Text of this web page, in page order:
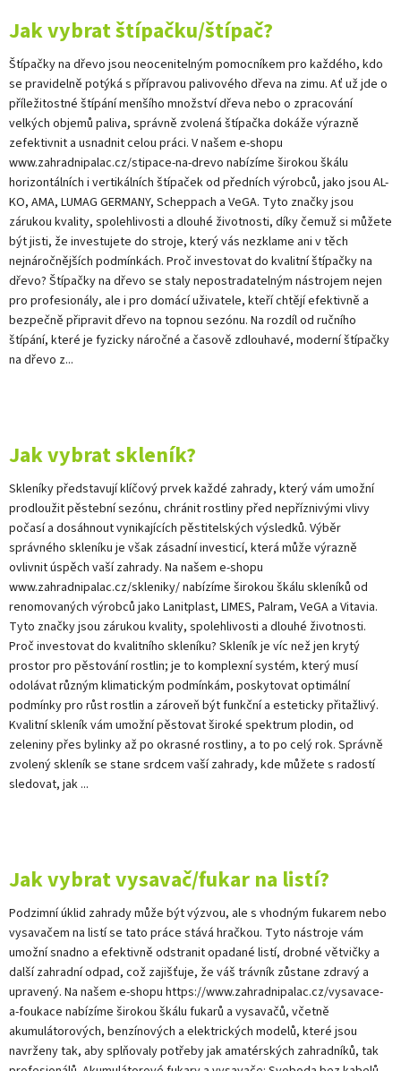
Jak vybrat štípačku/štípač?
Štípačky na dřevo jsou neocenitelným pomocníkem pro každého, kdo
se pravidelně potýká s přípravou palivového dřeva na zimu. Ať už jde o
příležitostné štípání menšího množství dřeva nebo o zpracování
velkých objemů paliva, správně zvolená štípačka dokáže výrazně
zefektivnit a usnadnit celou práci. V našem e-shopu
www.zahradnipalac.cz/stipace-na-drevo nabízíme širokou škálu
horizontálních i vertikálních štípaček od předních výrobců, jako jsou AL-
KO, AMA, LUMAG GERMANY, Scheppach a VeGA. Tyto značky jsou
zárukou kvality, spolehlivosti a dlouhé životnosti, díky čemuž si můžete
být jisti, že investujete do stroje, který vás nezklame ani v těch
nejnáročnějších podmínkách. Proč investovat do kvalitní štípačky na
dřevo? Štípačky na dřevo se staly nepostradatelným nástrojem nejen
pro profesionály, ale i pro domácí uživatele, kteří chtějí efektivně a
bezpečně připravit dřevo na topnou sezónu. Na rozdíl od ručního
štípání, které je fyzicky náročné a časově zdlouhavé, moderní štípačky
na dřevo z...
Jak vybrat skleník?
Skleníky představují klíčový prvek každé zahrady, který vám umožní
prodloužit pěstební sezónu, chránit rostliny před nepříznivými vlivy
počasí a dosáhnout vynikajících pěstitelských výsledků. Výběr
správného skleníku je však zásadní investicí, která může výrazně
ovlivnit úspěch vaší zahrady. Na našem e-shopu
www.zahradnipalac.cz/skleniky/ nabízíme širokou škálu skleníků od
renomovaných výrobců jako Lanitplast, LIMES, Palram, VeGA a Vitavia.
Tyto značky jsou zárukou kvality, spolehlivosti a dlouhé životnosti.
Proč investovat do kvalitního skleníku? Skleník je víc než jen krytý
prostor pro pěstování rostlin; je to komplexní systém, který musí
odolávat různým klimatickým podmínkám, poskytovat optimální
podmínky pro růst rostlin a zároveň být funkční a esteticky přitažlivý.
Kvalitní skleník vám umožní pěstovat široké spektrum plodin, od
zeleniny přes bylinky až po okrasné rostliny, a to po celý rok. Správně
zvolený skleník se stane srdcem vaší zahrady, kde můžete s radostí
sledovat, jak ...
Jak vybrat vysavač/fukar na listí?
Podzimní úklid zahrady může být výzvou, ale s vhodným fukarem nebo
vysavačem na listí se tato práce stává hračkou. Tyto nástroje vám
umožní snadno a efektivně odstranit opadané listí, drobné větvičky a
další zahradní odpad, což zajišťuje, že váš trávník zůstane zdravý a
upravený. Na našem e-shopu https://www.zahradnipalac.cz/vysavace-
a-foukace nabízíme širokou škálu fukarů a vysavačů, včetně
akumulátorových, benzínových a elektrických modelů, které jsou
navrženy tak, aby splňovaly potřeby jak amatérských zahradníků, tak